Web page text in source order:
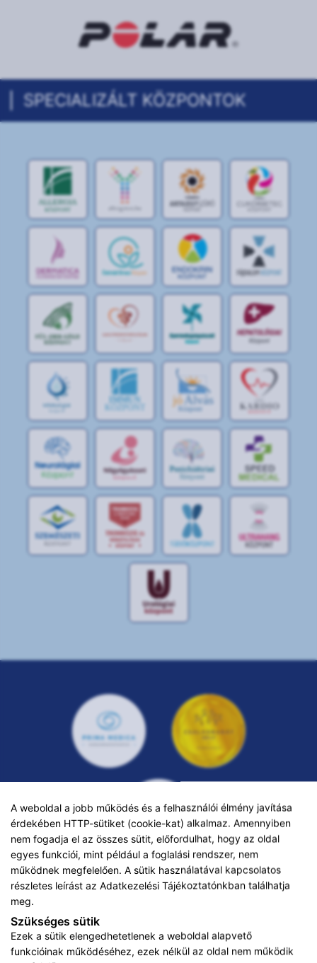
A weboldal a jobb működés és a felhasználói élmény javítása
érdekében HTTP-sütiket (cookie-kat) alkalmaz. Amennyiben
nem fogadja el az összes sütit, előfordulhat, hogy az oldal
egyes funkciói, mint például a foglalási rendszer, nem
működnek megfelelően. A sütik használatával kapcsolatos
részletes leírást az Adatkezelési Tájékoztatónkban találhatja
meg.
Szükséges sütik
Ezek a sütik elengedhetetlenek a weboldal alapvető
funkcióinak működéséhez, ezek nélkül az oldal nem működik
SPECIALIZÁLT KÖZPONTOK
KÖZPONT
jóAlvás
Központ
ADATKEZELÉSI TÁJÉKOZTATÓ
IMPRESSZUM